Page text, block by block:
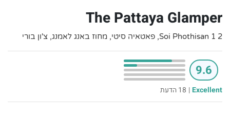
The Pattaya Glamper
2 Soi Phothisan 1, פאטאיה סיטי, מחוז באנג לאמנג, צ'ון בורי
9.6
Excellent
| 18 הדעת